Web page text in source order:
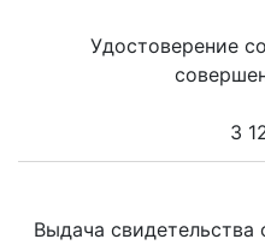
Удостоверение
3
Выдача свидетельства